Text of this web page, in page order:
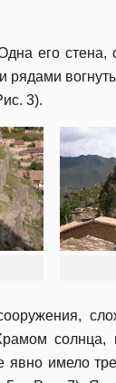
его стена,
рядами
3).
имело